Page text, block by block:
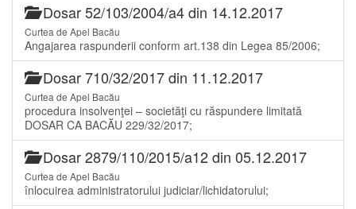
Dosar 52/103/2004/a4 din 14.12.2017
Curtea de Apel Bacău
Angajarea raspunderii conform art.138 din Legea 85/2006;
Dosar 710/32/2017 din 11.12.2017
Curtea de Apel Bacău
procedura insolvenţei – societăţi cu răspundere limitată
DOSAR CA BACĂU 229/32/2017;
Dosar 2879/110/2015/a12 din 05.12.2017
Curtea de Apel Bacău
înlocuirea administratorului judiciar/lichidatorului;